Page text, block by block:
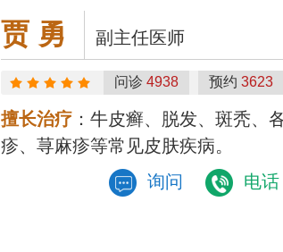
贾 勇 副主任医师
问诊 4938 预约 3623
擅长治疗 ：牛皮癣、脱发、斑秃、
疹、荨麻疹等常见皮肤疾病。
询问
电话